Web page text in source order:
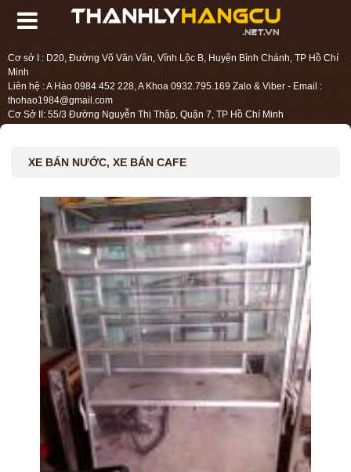
Cơ sở I : D20, Đường Võ Văn Vân, Vĩnh Lộc B, Huyện Bình Chánh, TP Hồ Chí
Minh
Liên hệ : A Hào 0984 452 228, A Khoa 0932.795.169 Zalo & Viber - Email :
thohao1984@gmail.com
Cơ Sở II: 55/3 Đường Nguyễn Thị Thập, Quận 7, TP Hồ Chí Minh
XE BÁN NƯỚC, XE BÁN CAFE